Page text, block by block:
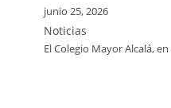
junio 25, 2026
Noticias
El Colegio Mayor Alcalá,